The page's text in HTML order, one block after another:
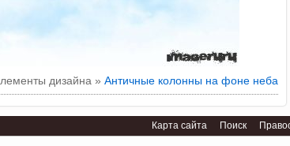
дизайна » Античные колонны на фоне неба
Карта сайта Поиск